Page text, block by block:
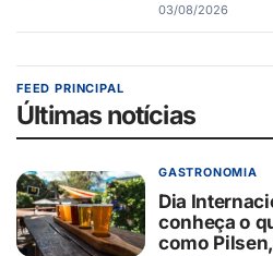
03/08/2026
FEED PRINCIPAL
Últimas notícias
GASTRONOMIA
Dia
conheça o
como